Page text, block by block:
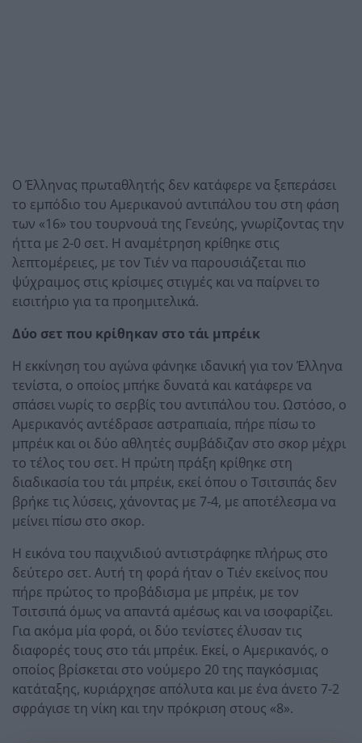
Ο Έλληνας πρωταθλητής δεν κατάφερε να ξεπεράσει
το εμπόδιο του Αμερικανού αντιπάλου του στη φάση
των «16» του τουρνουά της Γενεύης, γνωρίζοντας την
ήττα με 2-0 σετ. Η αναμέτρηση κρίθηκε στις
λεπτομέρειες, με τον Τιέν να παρουσιάζεται πιο
ψύχραιμος στις κρίσιμες στιγμές και να παίρνει το
εισιτήριο για τα προημιτελικά.
Δύο σετ που κρίθηκαν στο τάι μπρέικ
Η εκκίνηση του αγώνα φάνηκε ιδανική για τον Έλληνα
τενίστα, ο οποίος μπήκε δυνατά και κατάφερε να
σπάσει νωρίς το σερβίς του αντιπάλου του. Ωστόσο, ο
Αμερικανός αντέδρασε αστραπιαία, πήρε πίσω το
μπρέικ και οι δύο αθλητές συμβάδιζαν στο σκορ μέχρι
το τέλος του σετ. Η πρώτη πράξη κρίθηκε στη
διαδικασία του τάι μπρέικ, εκεί όπου ο Τσιτσιπάς δεν
βρήκε τις λύσεις, χάνοντας με 7-4, με αποτέλεσμα να
μείνει πίσω στο σκορ.
Η εικόνα του παιχνιδιού αντιστράφηκε πλήρως στο
δεύτερο σετ. Αυτή τη φορά ήταν ο Τιέν εκείνος που
πήρε πρώτος το προβάδισμα με μπρέικ, με τον
Τσιτσιπά όμως να απαντά αμέσως και να ισοφαρίζει.
Για ακόμα μία φορά, οι δύο τενίστες έλυσαν τις
διαφορές τους στο τάι μπρέικ. Εκεί, ο Αμερικανός, ο
οποίος βρίσκεται στο νούμερο 20 της παγκόσμιας
κατάταξης, κυριάρχησε απόλυτα και με ένα άνετο 7-2
σφράγισε τη νίκη και την πρόκριση στους «8».